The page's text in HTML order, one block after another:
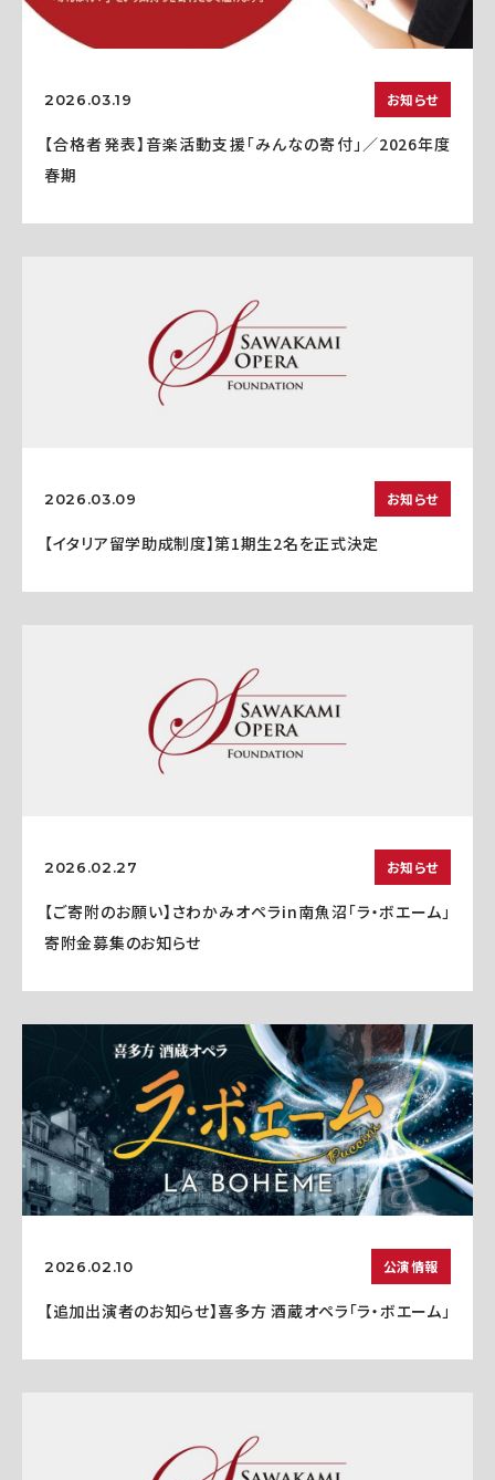
2026.03.19 お知らせ
【合格者発表】音楽活動支援「みんなの寄付」／2026年度
春期
2026.03.09 お知らせ
【イタリア留学助成制度】第1期生2名を正式決定
2026.02.27 お知らせ
【ご寄附のお願い】さわかみオペラin南魚沼「ラ・ボエーム」
寄附金募集のお知らせ
2026.02.10 公演情報
【追加出演者のお知らせ】喜多方 酒蔵オペラ「ラ・ボエーム」